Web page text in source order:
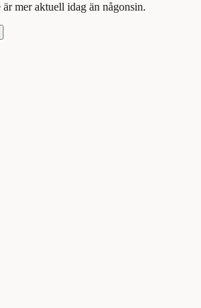
mer aktuell idag än någonsin.